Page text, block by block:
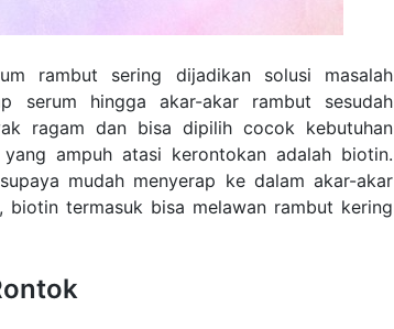
rambut sering dijadikan solusi masalah
serum hingga akar-akar rambut sesudah
ragam dan bisa dipilih cocok kebutuhan
ampuh atasi kerontokan adalah biotin.
mudah menyerap ke dalam akar-akar
biotin termasuk bisa melawan rambut kering